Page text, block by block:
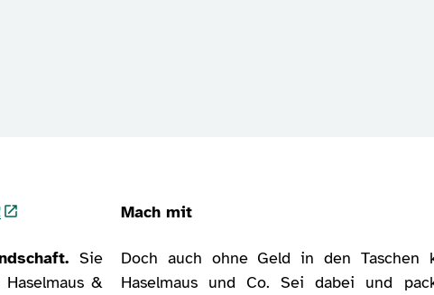
Sie
&
Mach mit
Doch auch ohne Geld in den Taschen
Haselmaus und Co. Sei dabei und